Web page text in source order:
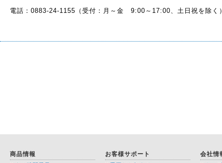
電話：0883-24-1155（受付：月～金 9:00～17:00、土日祝を除く
商品情報 お客様サポート 会社情